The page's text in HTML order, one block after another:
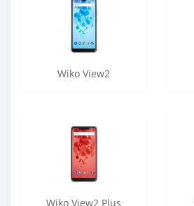
Wiko View2
Wiko View2 Plus